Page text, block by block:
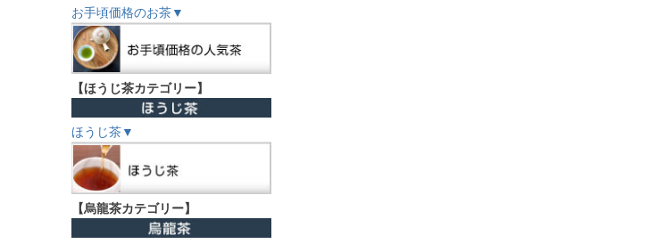
お手頃価格のお茶▼
【ほうじ茶カテゴリー】
ほうじ茶▼
【烏龍茶カテゴリー】